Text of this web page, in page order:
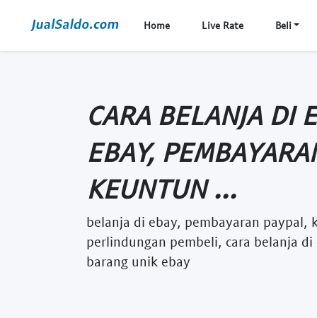
Home Live Rate Beli
CARA BELANJA DI
EBAY,
KEUNTUN ...
belanja di ebay, pembayaran paypal,
perlindungan pembeli, cara belanja
barang unik ebay